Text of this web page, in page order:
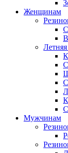
Женщинам
Мужчинам